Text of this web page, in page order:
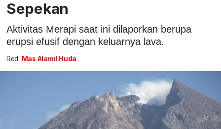
Sepekan
Aktivitas Merapi saat ini dilaporkan berupa
erupsi efusif dengan keluarnya lava.
Red: Mas Alamil Huda